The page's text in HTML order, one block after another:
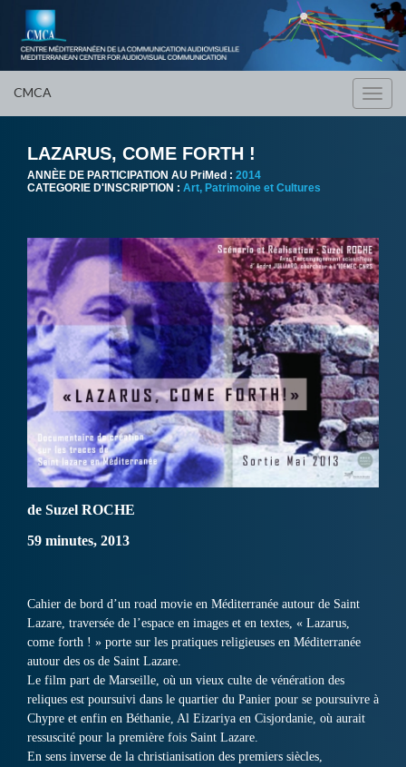
CMCA
LAZARUS, COME FORTH !
ANNÈE DE PARTICIPATION AU PriMed : 2014
CATEGORIE D'INSCRIPTION : Art, Patrimoine et Cultures
de Suzel ROCHE
59 minutes, 2013
Cahier de bord d’un road movie en Méditerranée autour de Saint
Lazare, traversée de l’espace en images et en textes, « Lazarus,
come forth ! » porte sur les pratiques religieuses en Méditerranée
autour des os de Saint Lazare.
Le film part de Marseille, où un vieux culte de vénération des
reliques est poursuivi dans le quartier du Panier pour se poursuivre à
Chypre et enfin en Béthanie, Al Eizariya en Cisjordanie, où aurait
ressuscité pour la première fois Saint Lazare.
En sens inverse de la christianisation des premiers siècles,